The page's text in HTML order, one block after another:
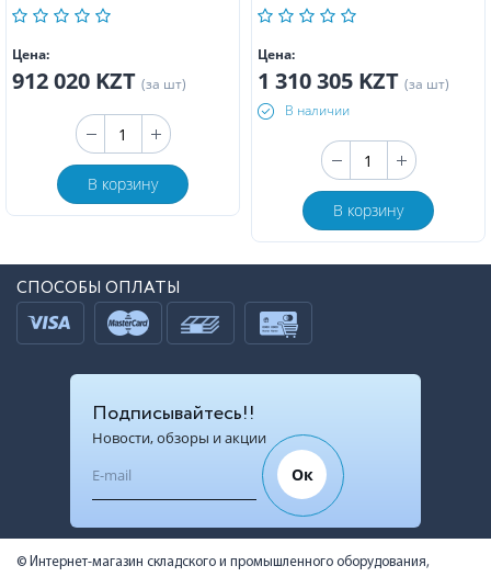
Цена:
912 020 KZT (за шт)
В корзину
Цена:
1 310 305 KZT (за шт)
В наличии
В корзину
СПОСОБЫ ОПЛАТЫ
Подписывайтесь!!
Новости, обзоры и акции
Ок
© Интернет-магазин складского и промышленного оборудования,